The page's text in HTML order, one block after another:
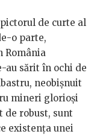
de curte al
o parte,
România
au sărit în ochi de
neobișnuit
mineri glorioși
de robust, sunt
existența unei